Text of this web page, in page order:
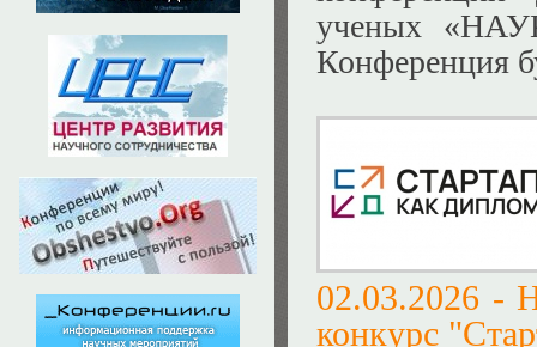
ученых
Конференция
02.03.2026 -
конкурс